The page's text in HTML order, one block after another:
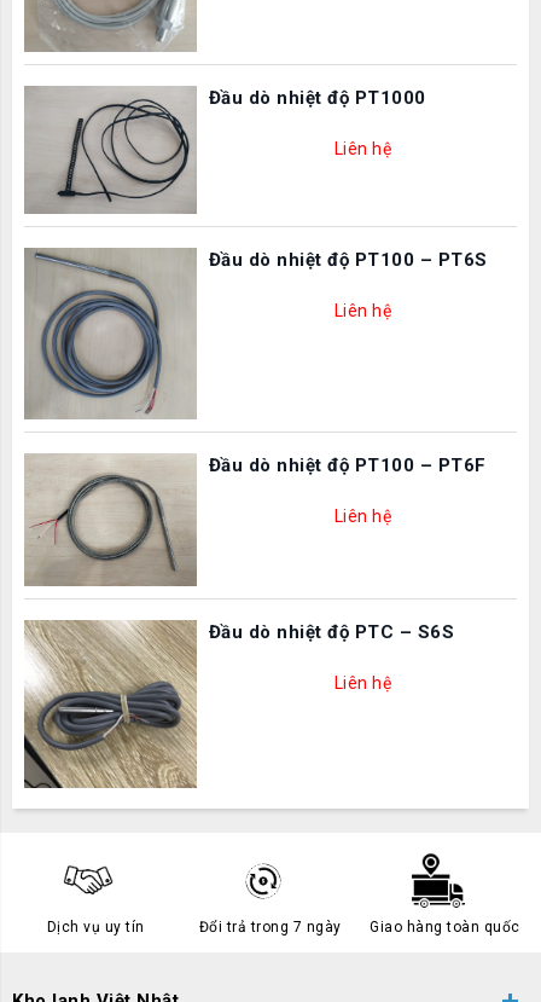
Đầu dò nhiệt độ PT1000
Liên hệ
Đầu dò nhiệt độ PT100 – PT6S
Liên hệ
Đầu dò nhiệt độ PT100 – PT6F
Liên hệ
Đầu dò nhiệt độ PTC – S6S
Liên hệ
Dịch vụ uy tín Đổi trả trong 7 ngày Giao hàng toàn quốc